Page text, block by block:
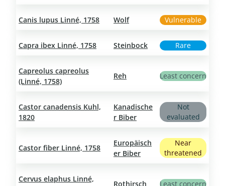
Canis lupus Linné, 1758 Wolf Vulnerable
Capra ibex Linné, 1758 Steinbock Rare
Capreolus capreolus
(Linné, 1758)
Reh Least concern
Castor canadensis Kuhl,
1820
Kanadische
r Biber
Not
evaluated
Castor fiber Linné, 1758
Europäisch
er Biber
Near
threatened
Cervus elaphus Linné,
Rothirsch Least concern